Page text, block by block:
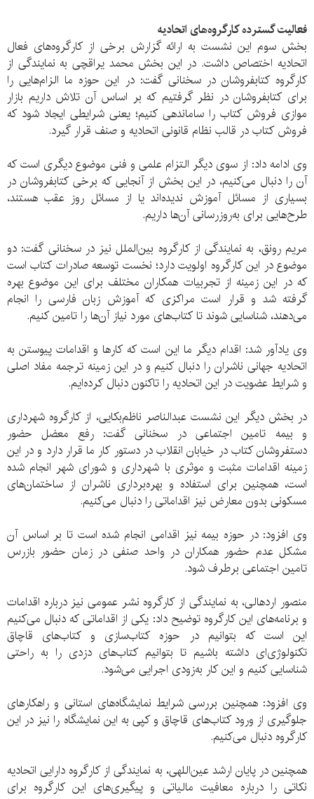
فعالیت گسترده کارگروه‌های اتحادیه
بخش سوم این نشست به ارائه گزارش برخی از کارگروه‌های فعال
اتحادیه اختصاص داشت. در این بخش محمد یراقچی به نمایندگی از
کارگروه کتابفروشان در سخنانی گفت: در این حوزه ما الزام‌هایی را
برای کتابفروشان در نظر گرفتیم که بر اساس آن تلاش داریم بازار
موازی فروش کتاب را ساماندهی کنیم؛ یعنی شرایطی ایجاد شود که
فروش کتاب در قالب نظام قانونی اتحادیه و صنف قرار گیرد.
وی ادامه داد: از سوی دیگر التزام علمی و فنی موضوع دیگری است که
آن را دنبال می‌کنیم، در این بخش از آنجایی که برخی کتابفروشان در
بسیاری از مسائل آموزش ندیده‌اند یا از مسائل روز عقب هستند،
طرح‌هایی برای به‌روزرسانی آن‌ها داریم.
مریم رونق، به نمایندگی از کارگروه بین‌الملل نیز در سخنانی گفت: دو
موضوع در این کارگروه اولویت دارد؛ نخست توسعه صادرات کتاب است
که در این زمینه از تجربیات همکاران مختلف برای این موضوع بهره
گرفته شد و قرار است مراکزی که آموزش زبان فارسی را انجام
می‌دهند، شناسایی شوند تا کتاب‌های مورد نیاز آن‌ها را تامین کنیم.
وی یادآور شد: اقدام دیگر ما این است که کارها و اقدامات پیوستن به
اتحادیه جهانی ناشران را دنبال کنیم و در این زمینه ترجمه مفاد اصلی
و شرایط عضویت در این اتحادیه را تاکنون دنبال کرده‌ایم.
در بخش دیگر این نشست عبدالناصر ناظم‌بکایی، از کارگروه شهرداری
و بیمه تامین اجتماعی در سخنانی گفت: رفع معضل حضور
دستفروشان کتاب در خیابان انقلاب در دستور کار ما قرار دارد و در این
زمینه اقدامات مثبت و موثری با شهرداری و شورای شهر انجام شده
است، همچنین برای استفاده و بهره‌برداری ناشران از ساختمان‌های
مسکونی بدون معارض نیز اقداماتی را دنبال می‌کنیم.
وی افزود: در حوزه بیمه نیز اقدامی انجام شده است تا بر اساس آن
مشکل عدم حضور همکاران در واحد صنفی در زمان حضور بازرس
تامین اجتماعی برطرف شود.
منصور اردهالی، به نمایندگی از کارگروه نشر عمومی نیز درباره اقدامات
و برنامه‌های این کارگروه توضیح داد: یکی از اقداماتی که دنبال می‌کنیم
این است که بتوانیم در حوزه کتاب‌سازی و کتاب‌های قاچاق
تکنولوژی‌ای داشته باشیم تا بتوانیم کتاب‌های دزدی را به راحتی
شناسایی کنیم و این کار به‌زودی اجرایی می‌شود.
وی افزود: همچنین بررسی شرایط نمایشگاه‌های استانی و راهکارهای
جلوگیری از ورود کتاب‌های قاچاق و کپی به این نمایشگاه را نیز در این
کارگروه دنبال می‌کنیم.
همچنین در پایان ارشد عین‌اللهی، به نمایندگی از کارگروه دارایی اتحادیه
نکاتی را درباره معافیت مالیاتی و پیگیری‌های این کارگروه برای